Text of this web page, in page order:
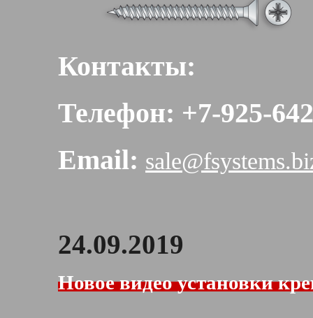
Контакты:
Телефон: +7-
Email:
24.09.2019
Новое видео установки